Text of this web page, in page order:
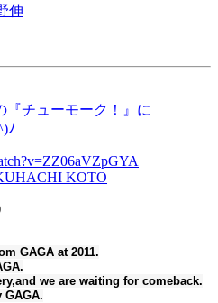
伸
『チューモーク！』に
ﾉ
KOTO
GAGA at 2011.
we are waiting for comeback.
GAGA.